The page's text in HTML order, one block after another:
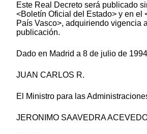
Este Real Decreto será publicado
<Boletín Oficial del Estado> y en el
País Vasco>, adquiriendo vigencia
publicación.
Dado en Madrid a 8 de julio de
JUAN CARLOS R.
El Ministro para las
JERONIMO SAAVEDRA